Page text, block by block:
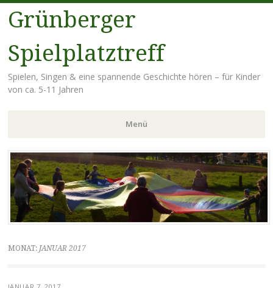
Grünberger
Spielplatztreff
Spielen, Singen & eine spannende Geschichte hören – für Kinder
von ca. 5-11 Jahren
Menü
Zum
Inhalt
springen
MONAT: JANUAR 2017